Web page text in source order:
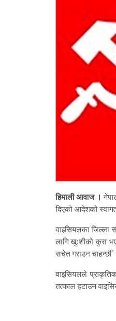
हिमाली आवाज ।
दिएको आदेशको
वाइसियलका जिल्ला
लागि खुःशीको कुरा
सचेत गराउन चाहन्छौँ
वाइसियलले
तत्काल हटाउन